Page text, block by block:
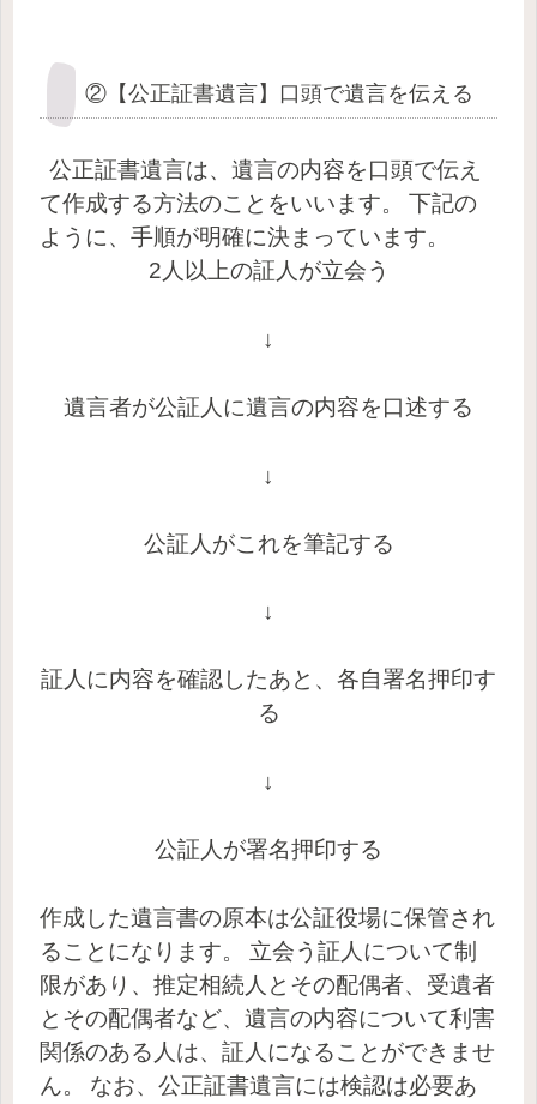
②【公正証書遺言】口頭で遺言を伝える
公正証書遺言は、遺言の内容を口頭で伝え
て作成する方法のことをいいます。
下記の
ように、手順が明確に決まっています。
2人以上の証人が立会う
↓
遺言者が公証人に遺言の内容を口述する
↓
公証人がこれを筆記する
↓
証人に内容を確認したあと、各自署名押印す
る
↓
公証人が署名押印する
作成した遺言書の原本は公証役場に保管され
ることになります。
立会う証人について制
限があり、推定相続人とその配偶者、受遺者
とその配偶者など、遺言の内容について利害
関係のある人は、証人になることができませ
ん。
なお、公正証書遺言には検認は必要あ